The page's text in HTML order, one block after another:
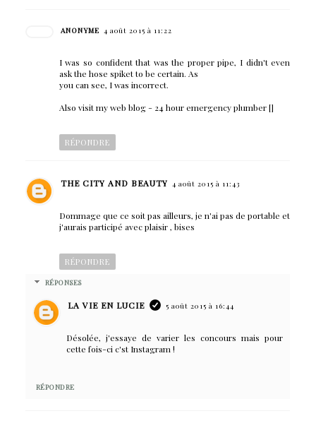
ANONYME 4 août 2015 à 11:22
I was so confident that was the proper pipe, I didn't even
ask the hose spiket to be certain. As
you can see, I was incorrect.
Also visit my web blog - 24 hour emergency plumber []
RÉPONDRE
THE CITY AND BEAUTY 4 août 2015 à 11:43
Dommage que ce soit pas ailleurs, je n'ai pas de portable et
j'aurais participé avec plaisir , bises
RÉPONDRE
RÉPONSES
LA VIE EN LUCIE 5 août 2015 à 16:44
Désolée, j'essaye de varier les concours mais pour
cette fois-ci c'st Instagram !
RÉPONDRE